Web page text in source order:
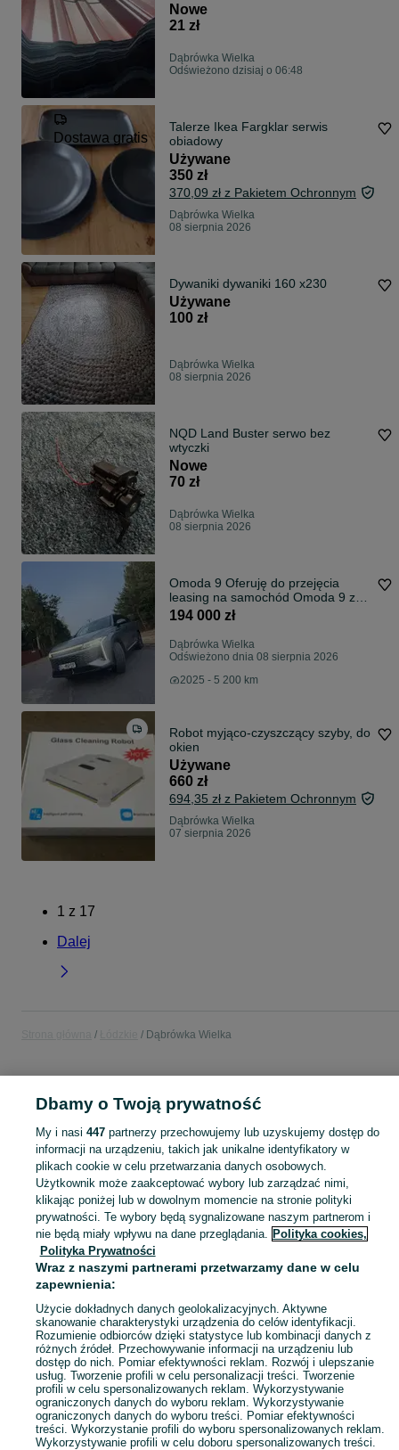
Nowe
21 zł
Dąbrówka Wielka
Odświeżono dzisiaj o 06:48
Dostawa gratis
Talerze Ikea Fargklar serwis
obiadowy
Używane
350 zł
370,09 zł z Pakietem Ochronnym
Dąbrówka Wielka
08 sierpnia 2026
Dywaniki dywaniki 160 x230
Używane
100 zł
Dąbrówka Wielka
08 sierpnia 2026
NQD Land Buster serwo bez
wtyczki
Nowe
70 zł
Dąbrówka Wielka
08 sierpnia 2026
Omoda 9 Oferuję do przejęcia
leasing na samochód Omoda 9 z
2025 roku
194 000 zł
Dąbrówka Wielka
Odświeżono dnia 08 sierpnia 2026
2025 - 5 200 km
Robot myjąco-czyszczący szyby, do
okien
Używane
660 zł
694,35 zł z Pakietem Ochronnym
Dąbrówka Wielka
07 sierpnia 2026
1 z 17
Dalej
Dąbrówka Wielka
zgierz warsztat obsługa internetow peugeot 407
Skorzystaj z największego serwisu ogłoszeniowego - Dąbrówka Wielka i okolice! Kupuj to, czego pragniesz i sprzedawaj to, czego już nie potrzebujesz! Zobacz
Mapa kategorii
Mapa miejscowości
Mapa ministron
Popularne wyszukiwania
Dbamy o Twoją prywatność
My i nasi 447partnerzy przechowujemy lub uzyskujemy dostęp do
informacji na urządzeniu, takich jak unikalne identyfikatory w
plikach cookie w celu przetwarzania danych osobowych.
Użytkownik może zaakceptować wybory lub zarządzać nimi,
klikając poniżej lub w dowolnym momencie na stronie polityki
prywatności. Te wybory będą sygnalizowane naszym partnerom i
nie będą miały wpływu na dane przeglądania. Polityka cookies,
Polityka Prywatności
Wraz z naszymi partnerami przetwarzamy dane w celu
zapewnienia:
Użycie dokładnych danych geolokalizacyjnych. Aktywne
skanowanie charakterystyki urządzenia do celów identyfikacji.
Rozumienie odbiorców dzięki statystyce lub kombinacji danych z
różnych źródeł. Przechowywanie informacji na urządzeniu lub
dostęp do nich. Pomiar efektywności reklam. Rozwój i ulepszanie
usług. Tworzenie profili w celu personalizacji treści. Tworzenie
profili w celu spersonalizowanych reklam. Wykorzystywanie
ograniczonych danych do wyboru reklam. Wykorzystywanie
ograniczonych danych do wyboru treści. Pomiar efektywności
treści. Wykorzystanie profili do wyboru spersonalizowanych reklam.
Wykorzystywanie profili w celu doboru spersonalizowanych treści.